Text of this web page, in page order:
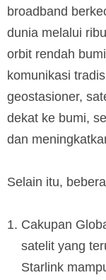
broadband
dunia melalui
orbit rendah
komunikasi
geostasioner,
dekat ke bumi,
dan
Selain itu,
Cakupan
satelit yang
Starlink